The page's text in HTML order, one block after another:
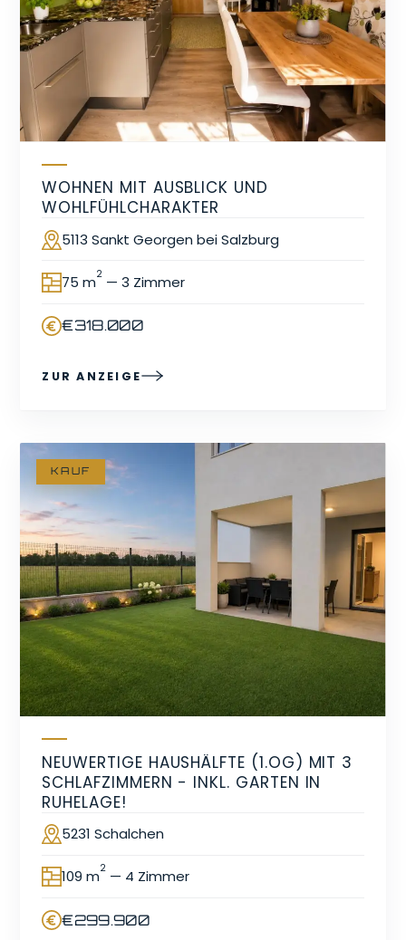
WOHNEN MIT AUSBLICK UND
WOHLFÜHLCHARAKTER
Ort5113 Sankt Georgen bei Salzburg
Fläche
75 m2 — 3 Zimmer
Preis
€318.000
ZUR ANZEIGE
KAUF
NEUWERTIGE HAUSHÄLFTE (1.OG) MIT 3
SCHLAFZIMMERN - INKL. GARTEN IN
RUHELAGE!
Ort5231 Schalchen
Fläche
109 m2 — 4 Zimmer
Preis
€299.900